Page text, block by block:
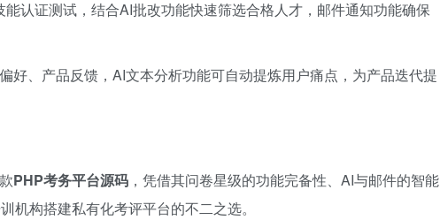
认证测试，结合AI批改功能快速筛选合格人才，邮件通知功能确保
好、产品反馈，AI文本分析功能可自动提炼用户痛点，为产品迭代提
PHP考务平台源码 ，凭借其问卷星级的功能完备性、AI与邮件的智能
构搭建私有化考评平台的不二之选。